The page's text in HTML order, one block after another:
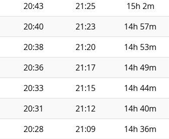
20:43 21:25
15h 2m
20:40 21:23
14h 57m
20:38 21:20
14h 53m
20:36 21:17
14h 49m
20:33 21:15
14h 44m
20:31 21:12
14h 40m
20:28 21:09
14h 36m